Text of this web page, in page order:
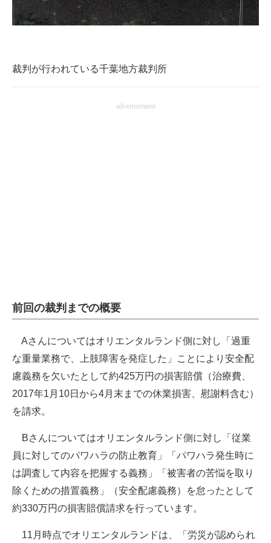
裁判が行われている千葉地方裁判所
advertisement
前回の裁判までの概要
Aさんについてはオリエンタルランド側に対し「過重
な重量業務で、上肢障害を発症した」ことにより安全配
慮義務を欠いたとして約425万円の損害賠償（治療費、
2017年1月10日から4月末までの休業損害、慰謝料含む）
を請求。
Bさんについてはオリエンタルランド側に対し「従業
員に対してのパワハラの防止教育」「パワハラ発生時に
は調査して内容を把握する義務」「被害者の苦悩を取り
除くための措置義務」（安全配慮義務）を怠ったとして
約330万円の損害賠償請求を行っています。
11月時点でオリエンタルランドは、「労災が認められ